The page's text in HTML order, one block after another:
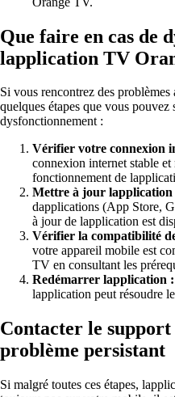
Que faire en cas de
lapplication TV
Si vous rencontrez des
quelques étapes que vous
dysfonctionnement :
Vérifier votre connexion
connexion internet stable
fonctionnement de
Mettre à jour lapplication
dapplications (App Store,
à jour de lapplication est
Vérifier la compatibilité
votre appareil mobile est
TV en consultant les
Redémarrer lapplication :
lapplication peut résoudre
Contacter le support
problème persistant
Si malgré toutes ces étapes,